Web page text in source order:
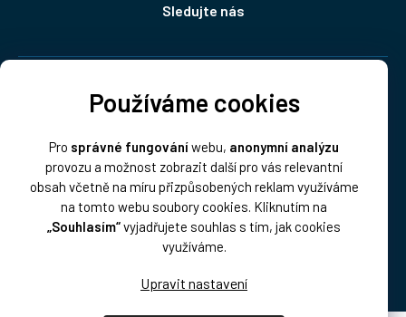
Používáme cookies
Pro správné fungováníwebu, anonymní analýzu
provozu a možnost zobrazit další pro vás relevantní
obsah včetně na míru přizpůsobených reklam využíváme
na tomto webu soubory cookies. Kliknutím na
„Souhlasím“vyjadřujete souhlas s tím, jak cookies
využíváme.
Sledujte nás
Platba: